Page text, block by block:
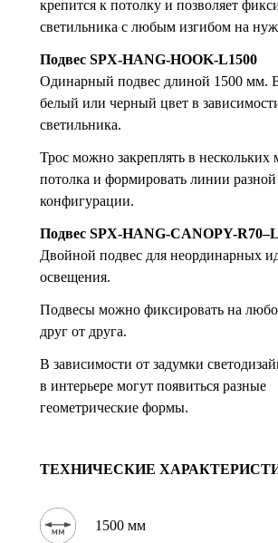
крепится к потолку и позволяет
светильника с любым изгибом на
Подвес SPX-HANG-HOOK-L1500
Одинарный подвес длиной 1500 мм.
белый или черный цвет в
светильника.
Трос можно закреплять в нескольких
потолка и формировать линии разной
конфигурации.
Подвес SPX-HANG-CANOPY-
Двойной подвес для неординарных
освещения.
Подвесы можно фиксировать на
друг от друга.
В зависимости от задумки
в интерьере могут появиться разные
геометрические формы.
ТЕХНИЧЕСКИЕ
1500 мм